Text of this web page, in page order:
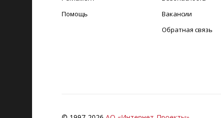
Помощь
Вакансии
Обратная связь